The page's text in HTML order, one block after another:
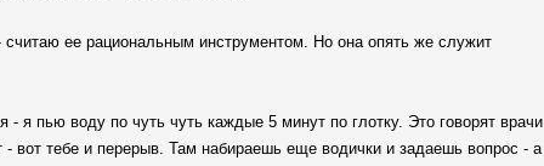
ее рациональным инструментом. Но она опять же служит
я пью воду по чуть чуть каждые 5 минут по глотку. Это говорят врачи
- вот тебе и перерыв. Там набираешь еще водички и задаешь вопрос - а